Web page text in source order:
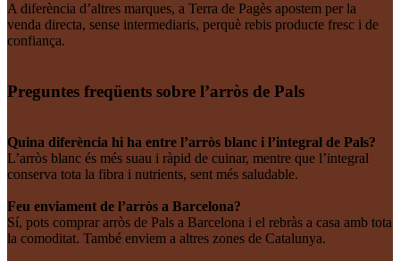
A diferència d’altres marques, a Terra de Pagès apostem per la
venda directa, sense intermediaris, perquè rebis producte fresc i de
confiança.
Preguntes freqüents sobre l’arròs de Pals
Quina diferència hi ha entre l’arròs blanc i l’integral de Pals?
L’arròs blanc és més suau i ràpid de cuinar, mentre que l’integral
conserva tota la fibra i nutrients, sent més saludable.
Feu enviament de l’arròs a Barcelona?
Sí, pots comprar arròs de Pals a Barcelona i el rebràs a casa amb tota
la comoditat. També enviem a altres zones de Catalunya.